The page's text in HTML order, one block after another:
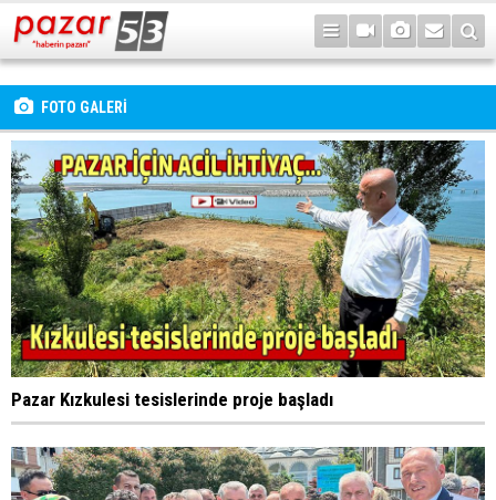
FOTO GALERİ
Pazar Kızkulesi tesislerinde proje başladı